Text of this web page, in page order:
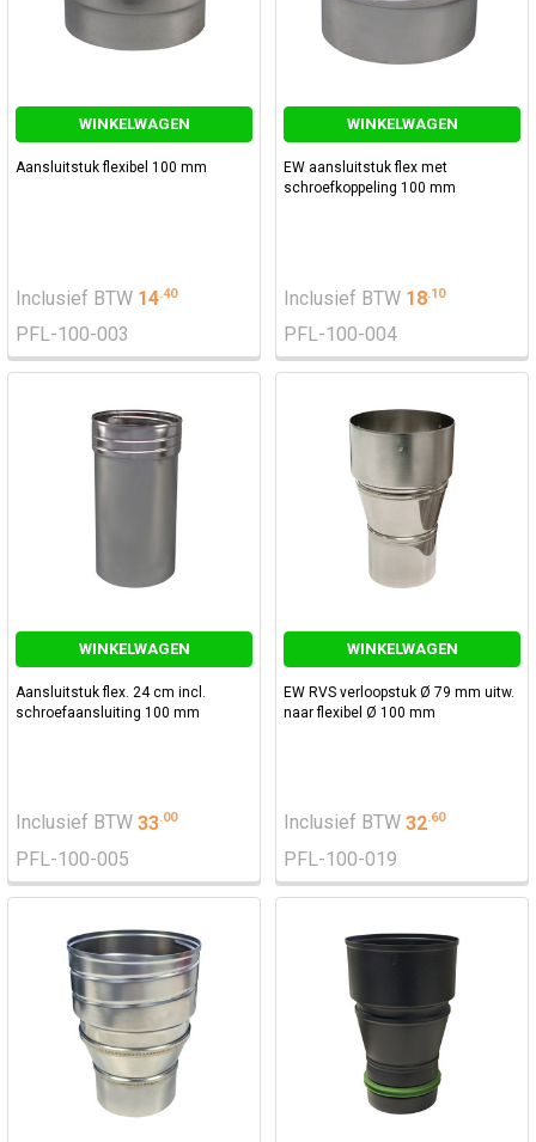
WINKELWAGEN
Aansluitstuk flexibel 100 mm
Inclusief BTW 14.40
PFL-100-003
WINKELWAGEN
EW aansluitstuk flex met
schroefkoppeling 100 mm
Inclusief BTW 18.10
PFL-100-004
WINKELWAGEN
Aansluitstuk flex. 24 cm incl.
schroefaansluiting 100 mm
Inclusief BTW 33.00
PFL-100-005
WINKELWAGEN
EW RVS verloopstuk Ø 79 mm uitw.
naar flexibel Ø 100 mm
Inclusief BTW 32.60
PFL-100-019